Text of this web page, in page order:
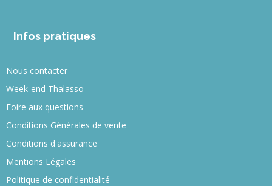
Infos pratiques
Nous contacter
Week-end Thalasso
Foire aux questions
Conditions Générales de vente
Conditions d'assurance
Mentions Légales
Politique de confidentialité